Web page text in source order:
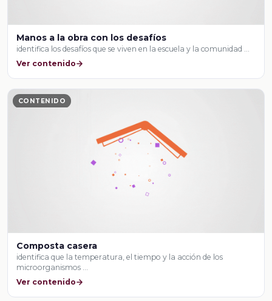
Manos a la obra con los desafíos
identifica los desafíos que se viven en la escuela y la comunidad …
Ver contenido
CONTENIDO
Composta casera
identifica que la temperatura, el tiempo y la acción de los
microorganismos …
Ver contenido